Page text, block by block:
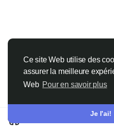
Ce site Web utilise des
assurer la meilleure
Web Pour en savoir plus
Je l’ai!